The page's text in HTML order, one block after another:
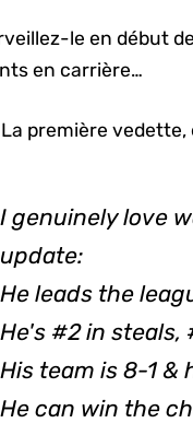
le en début
en carrière…
La première vedette,
I genuinely love
update:
He leads the
He's #2 in steals,
His team is 8-1 &
He can win the